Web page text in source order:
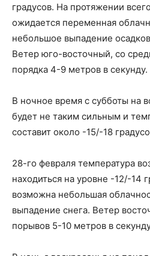
градусов. На протяжении
ожидается переменная
небольшое выпадение
Ветер юго-восточный, со
порядка 4-9 метров в секунду.
В ночное время с субботы на
будет не таким сильным и
составит около -15/-18
28-го февраля температура
находиться на уровне -12/-14
возможна небольшая
выпадение снега. Ветер
порывов 5-10 метров в